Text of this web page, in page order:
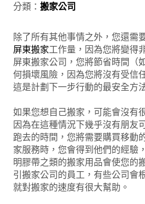
分類：搬家公司
除了所有其他事情之外，您還需
屏東搬家工作量，因為您將變得
屏東搬家公司，您將節省時間（
何損壞風險，因為您將沒有受信
這是計劃下一步行動的最安全方
如果您想自己搬家，可能會沒有
因為在這種情況下幾乎沒有朋友
跑去的時間，您將需要購買移動
家服務時，您會得到他們的經驗
明膠帶之類的搬家用品會使您的
引搬家公司的員工，有些公司會
就對搬家的速度有很大幫助。